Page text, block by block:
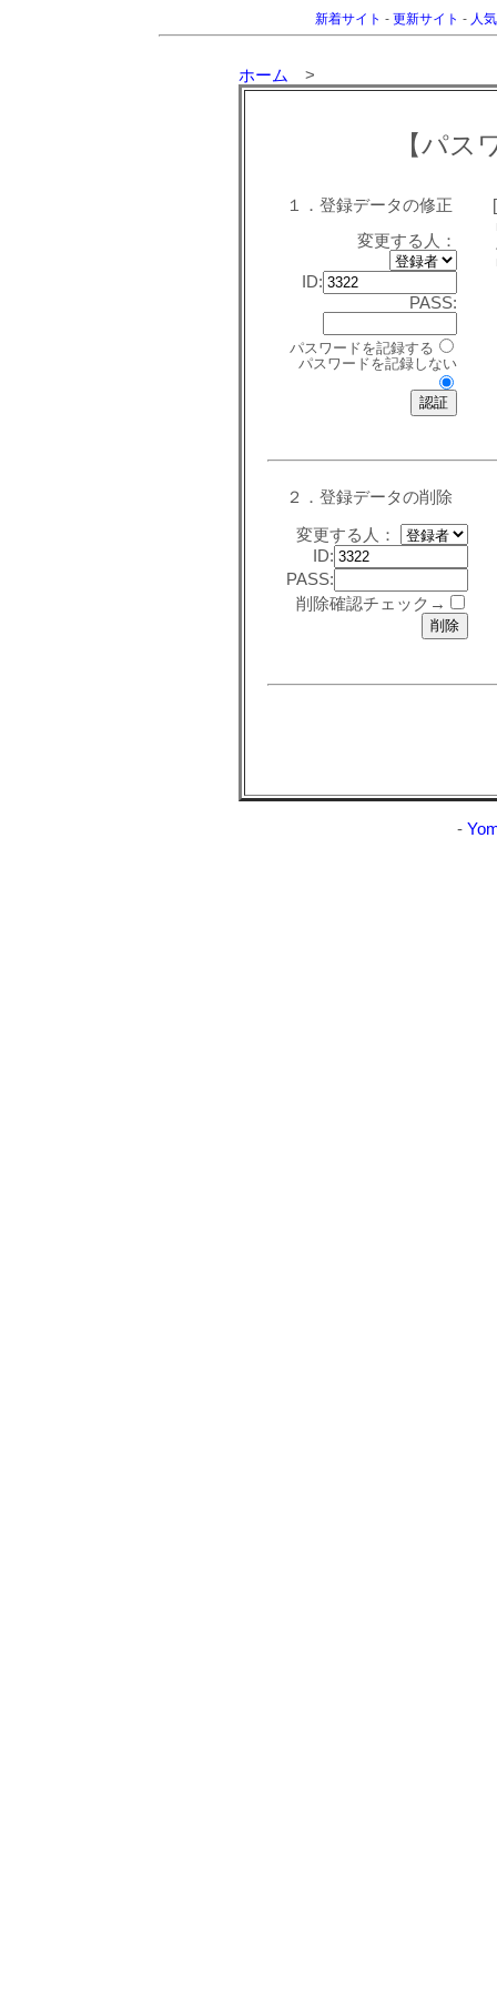
新着サイト - 更新サイト - 人
ホーム >
【パス
１．登録データの修正
変更する人：
ID:
PASS:
パスワードを記録する
パスワードを記録しない
２．登録データの削除
変更する人：
ID:
PASS:
削除確認チェック→
-